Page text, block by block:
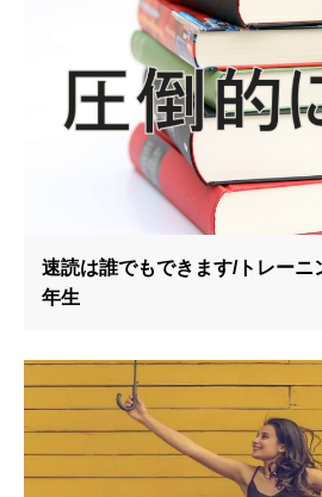
速読は誰でもできます/トレーニ
年生